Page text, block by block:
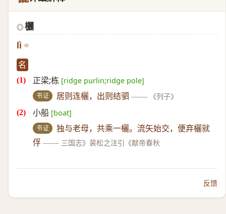
◎ 欐
lì
名
正梁;栋 [ridge purlin;ridge pole]
书证 居则连欐，出则结驷 —— 《列子》
小船 [boat]
书证
独与老母，共乘一欐。流矢始交，便弃欐就
俘 —— 三国志》裴松之注引《献帝春秋
反馈